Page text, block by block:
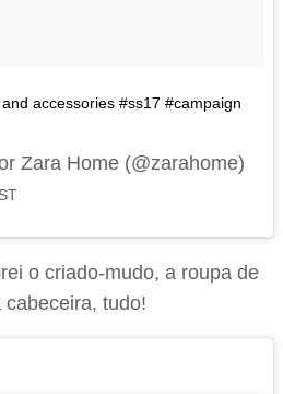
accessories #ss17 #campaign
Zara Home (@zarahome)
o criado-mudo, a roupa de
cabeceira, tudo!